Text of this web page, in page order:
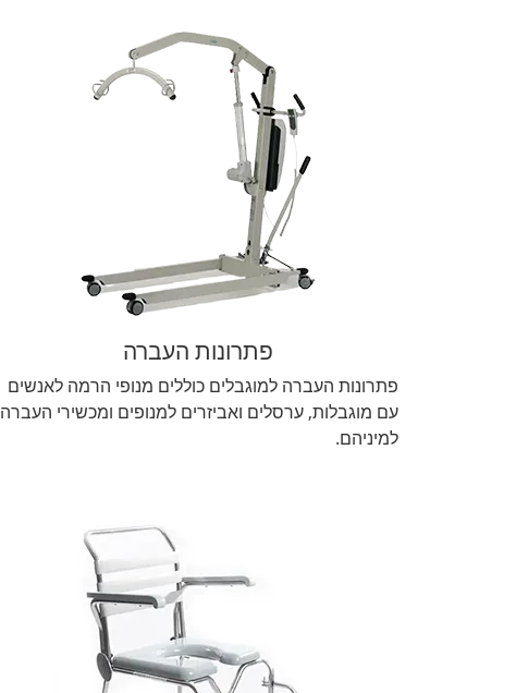
פתרונות העברה
פתרונות העברה למוגבלים כוללים מנופי הרמה לאנשים
עם מוגבלות, ערסלים ואביזרים למנופים ומכשירי העברה
למיניהם.